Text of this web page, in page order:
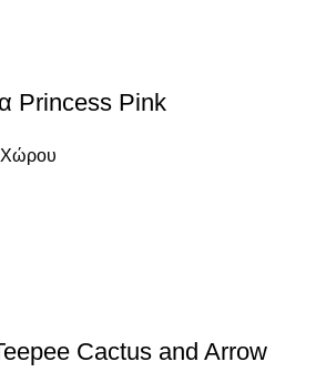
Princess Pink
Χώρου
Cactus and Arrow